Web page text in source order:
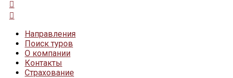
Направления
Поиск туров
О компании
Контакты
Страхование